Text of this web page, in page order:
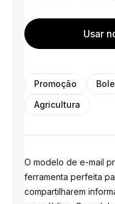
Usar
Promoção
Agricultura
O modelo de e-mail
ferramenta perfeita
compartilharem